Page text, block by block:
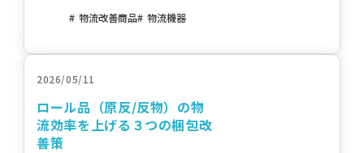
物流改善商品 物流機器
2026/05/11
ロール品（原反/反物）の物
流効率を上げる３つの梱包改
善策